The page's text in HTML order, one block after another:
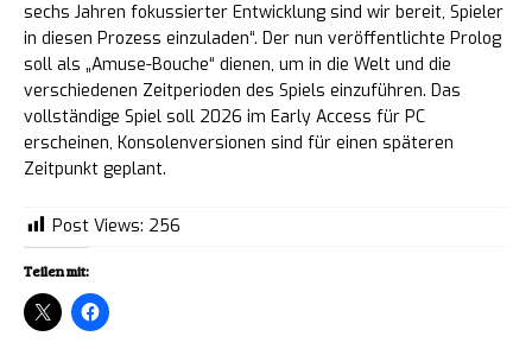
sechs Jahren fokussierter Entwicklung sind wir bereit, Spieler
in diesen Prozess einzuladen“. Der nun veröffentlichte Prolog
soll als „Amuse-Bouche“ dienen, um in die Welt und die
verschiedenen Zeitperioden des Spiels einzuführen. Das
vollständige Spiel soll 2026 im Early Access für PC
erscheinen, Konsolenversionen sind für einen späteren
Zeitpunkt geplant.
Post Views: 256
Teilen mit: